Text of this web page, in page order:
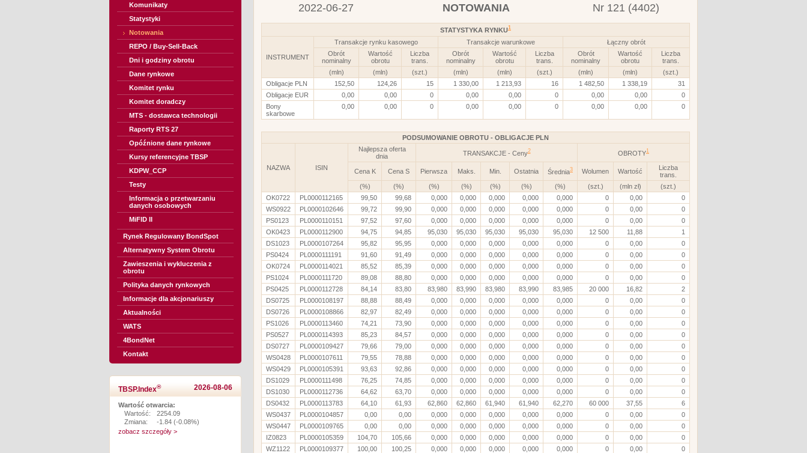
Komunikaty
Statystyki
Notowania
REPO / Buy-Sell-Back
Dni i godziny obrotu
Dane rynkowe
Komitet rynku
Komitet doradczy
MTS - dostawca technologii
Raporty RTS 27
Opóźnione dane rynkowe
Kursy referencyjne TBSP
KDPW_CCP
Testy
Informacja o przetwarzaniu
danych osobowych
MiFID II
Rynek Regulowany BondSpot
Alternatywny System Obrotu
Zawieszenia i wykluczenia z
obrotu
Polityka danych rynkowych
Informacje dla akcjonariuszy
Aktualności
WATS
4BondNet
Kontakt
TBSP.Index® 2026-08-06
Wartość otwarcia:
Wartość:
2254.09
Zmiana:
-1.84 (-0.08%)
zobacz szczegóły >
2022-06-27 NOTOWANIA Nr 121 (4402)
STATYSTYKA RYNKU1
INSTRUMENT
Transakcje rynku kasowego Transakcje warunkowe
Łączny obrót
Obrót
nominalny
Wartość
obrotu
Liczba
trans.
Obrót
nominalny
Wartość
obrotu
Liczba
trans.
Obrót
nominalny
Wartość
obrotu
Liczba
trans.
(mln)
(mln) (szt.) (mln) (mln) (szt.) (mln) (mln)
(szt.)
Obligacje PLN
152,50 124,26 15 1 330,00 1 213,93 16 1 482,50 1 338,19
31
Obligacje EUR
0,00 0,00 0 0,00 0,00 0 0,00 0,00
0
Bony
skarbowe
0,00 0,00 0 0,00 0,00 0 0,00 0,00 0
PODSUMOWANIE OBROTU - OBLIGACJE PLN
NAZWA ISIN
Najlepsza oferta
dnia
TRANSAKCJE - Ceny2 OBROTY1
Cena K Cena S Pierwsza Maks. Min. Ostatnia Średnia3 Wolumen Wartość
Liczba
trans.
(%)
(%) (%) (%) (%) (%) (%) (szt.) (mln zł)
(szt.)
OK0722
PL0000112165 99,50 99,68 0,000 0,000 0,000 0,000 0,000 0 0,00
0
WS0922
PL0000102646 99,72 99,90 0,000 0,000 0,000 0,000 0,000 0 0,00
0
PS0123
PL0000110151 97,52 97,60 0,000 0,000 0,000 0,000 0,000 0 0,00
0
OK0423
PL0000112900 94,75 94,85 95,030 95,030 95,030 95,030 95,030 12 500 11,88
1
DS1023
PL0000107264 95,82 95,95 0,000 0,000 0,000 0,000 0,000 0 0,00
0
PS0424
PL0000111191 91,60 91,49 0,000 0,000 0,000 0,000 0,000 0 0,00
0
OK0724
PL0000114021 85,52 85,39 0,000 0,000 0,000 0,000 0,000 0 0,00
0
PS1024
PL0000111720 89,08 88,80 0,000 0,000 0,000 0,000 0,000 0 0,00
0
PS0425
PL0000112728 84,14 83,80 83,980 83,990 83,980 83,990 83,985 20 000 16,82
2
DS0725
PL0000108197 88,88 88,49 0,000 0,000 0,000 0,000 0,000 0 0,00
0
DS0726
PL0000108866 82,97 82,49 0,000 0,000 0,000 0,000 0,000 0 0,00
0
PS1026
PL0000113460 74,21 73,90 0,000 0,000 0,000 0,000 0,000 0 0,00
0
PS0527
PL0000114393 85,23 84,57 0,000 0,000 0,000 0,000 0,000 0 0,00
0
DS0727
PL0000109427 79,66 79,00 0,000 0,000 0,000 0,000 0,000 0 0,00
0
WS0428
PL0000107611 79,55 78,88 0,000 0,000 0,000 0,000 0,000 0 0,00
0
WS0429
PL0000105391 93,63 92,86 0,000 0,000 0,000 0,000 0,000 0 0,00
0
DS1029
PL0000111498 76,25 74,85 0,000 0,000 0,000 0,000 0,000 0 0,00
0
DS1030
PL0000112736 64,62 63,70 0,000 0,000 0,000 0,000 0,000 0 0,00
0
DS0432
PL0000113783 64,10 61,93 62,860 62,860 61,940 61,940 62,270 60 000 37,55
6
WS0437
PL0000104857 0,00 0,00 0,000 0,000 0,000 0,000 0,000 0 0,00
0
WS0447
PL0000109765 0,00 0,00 0,000 0,000 0,000 0,000 0,000 0 0,00
0
IZ0823
PL0000105359 104,70 105,66 0,000 0,000 0,000 0,000 0,000 0 0,00
0
WZ1122
PL0000109377 100,00 100,25 0,000 0,000 0,000 0,000 0,000 0 0,00
0